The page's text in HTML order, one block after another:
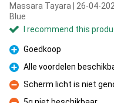
Massara Tayara | 26-04-
Blue
I recommend this
Pro
Goedkoop
Pro
Alle voordelen
Con
Scherm licht is niet